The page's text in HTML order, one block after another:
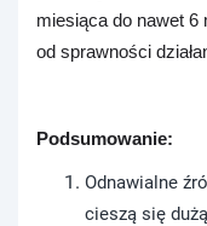
miesiąca do nawet 6
od sprawności
Podsumowanie:
Odnawialne
cieszą się